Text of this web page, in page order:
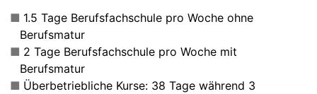
1.5 Tage Berufsfachschule pro Woche ohne
Berufsmatur
2 Tage Berufsfachschule pro Woche mit
Berufsmatur
Überbetriebliche Kurse: 38 Tage während 3